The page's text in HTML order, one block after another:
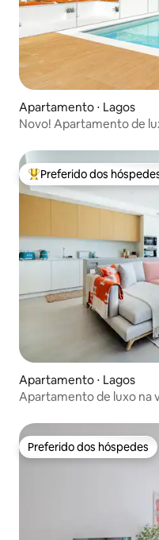
Apartamento ⋅ Lagos
Novo! Apartamento de
Entre os melhores
Preferido dos
Apartamento ⋅ Lagos
Apartamento de luxo na
Preferido dos hóspedes
Preferido dos hóspedes